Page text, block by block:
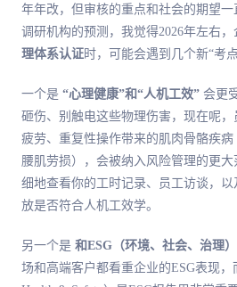
年年改，但审核的重点和社会的期望
调研机构的预测，我觉得2026年左右，
理体系认证时，可能会遇到几个新“考点
一个是 “心理健康”和“人机工效” 会更
砸伤、别触电这些物理伤害，现在呢
疲劳、重复性操作带来的肌肉骨骼疾病
腰肌劳损），会被纳入风险管理的更
细地查看你的工时记录、员工访谈，
放是否符合人机工效学。
另一个是 和ESG（环境、社会、治理
场和高端客户都看重企业的ESG表现